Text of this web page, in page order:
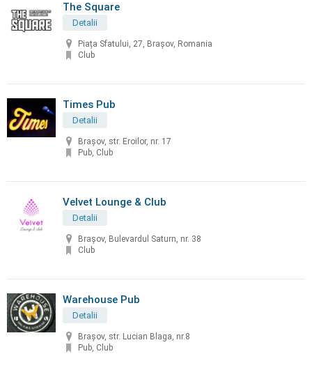
The Square
Detalii
Piața Sfatului, 27, Brașov, Romania
Club
Times Pub
Detalii
Brașov, str. Eroilor, nr. 17
Pub, Club
Velvet Lounge & Club
Detalii
Brașov, Bulevardul Saturn, nr. 38
Club
Warehouse Pub
Detalii
Brașov, str. Lucian Blaga, nr.8
Pub, Club